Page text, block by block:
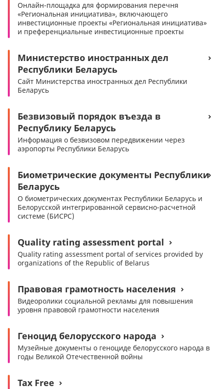
Онлайн-площадка для формирования перечня
«Региональная инициатива», включающего
инвестиционные проекты «Региональная инициатива»
и преференциальные инвестиционные проекты
Министерство иностранных дел
Республики Беларусь
Сайт Министерства иностранных дел Республики
Беларусь
Безвизовый порядок въезда в
Республику Беларусь
Информация о безвизовом передвижении через
аэропорты Республики Беларусь
Биометрические документы Республики
Беларусь
О биометрических документах Республики Беларусь и
Белорусской интегрированной сервисно-расчетной
системе (БИСРС)
Quality rating assessment portal
Quality rating assessment portal of services provided by
organizations of the Republic of Belarus
Правовая грамотность населения
Видеоролики социальной рекламы для повышения
уровня правовой грамотности населения
Геноцид белорусского народа
Музейные документы о геноциде белорусского народа в
годы Великой Отечественной войны
Tax Free